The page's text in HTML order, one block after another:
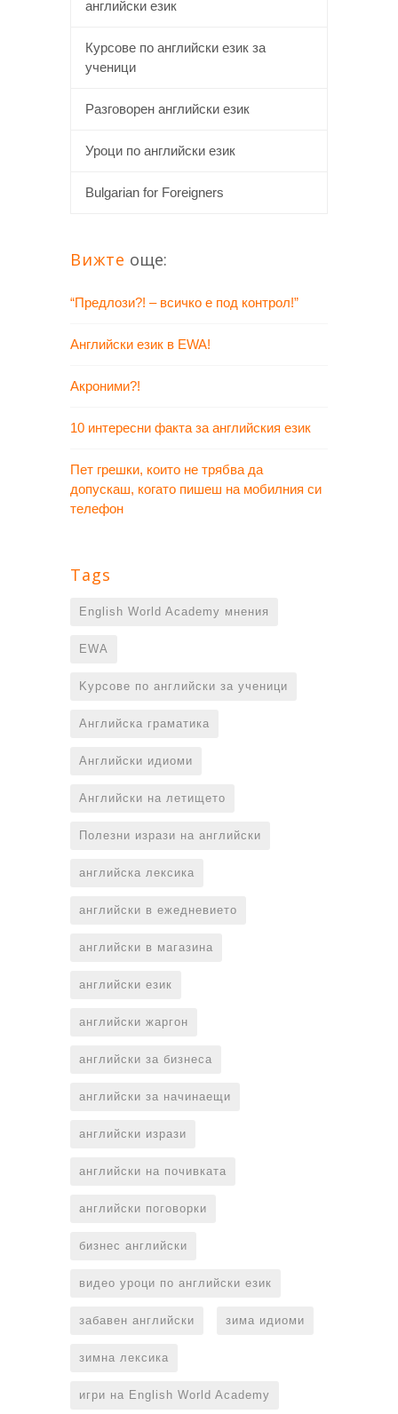
английски език
Курсове по английски език за
ученици
Разговорен английски език
Уроци по английски език
Bulgarian for Foreigners
Вижте още:
“Предлози?! – всичко е под контрол!”
Английски език в EWA!
Акроними?!
10 интересни факта за английския език
Пет грешки, които не трябва да
допускаш, когато пишеш на мобилния си
телефон
Tags
English World Academy мнения
EWA
Kурсове по английски за ученици
Английска граматика
Английски идиоми
Английски на летището
Полезни изрази на английски
английска лексика
английски в ежедневието
английски в магазина
английски език
английски жаргон
английски за бизнеса
английски за начинаещи
английски изрази
английски на почивката
английски поговорки
бизнес английски
видео уроци по английски език
забавен английски зима идиоми
зимна лексика
игри на English World Academy